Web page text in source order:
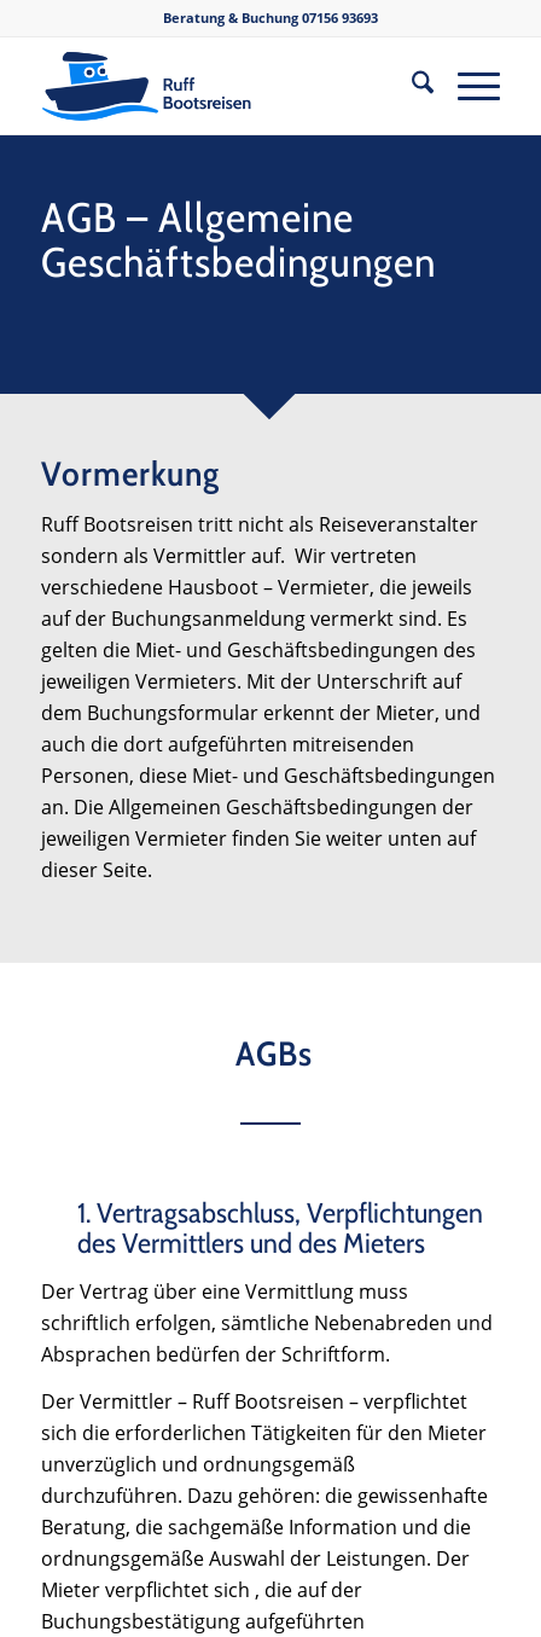
Beratung & Buchung 07156 93693
AGB – Allgemeine
Geschäftsbedingungen
Vormerkung
Ruff Bootsreisen tritt nicht als Reiseveranstalter
sondern als Vermittler auf. Wir vertreten
verschiedene Hausboot – Vermieter, die jeweils
auf der Buchungsanmeldung vermerkt sind. Es
gelten die Miet- und Geschäftsbedingungen des
jeweiligen Vermieters. Mit der Unterschrift auf
dem Buchungsformular erkennt der Mieter, und
auch die dort aufgeführten mitreisenden
Personen, diese Miet- und Geschäftsbedingungen
an. Die Allgemeinen Geschäftsbedingungen der
jeweiligen Vermieter finden Sie weiter unten auf
dieser Seite.
AGBs
1. Vertragsabschluss, Verpflichtungen
des Vermittlers und des Mieters
Der Vertrag über eine Vermittlung muss
schriftlich erfolgen, sämtliche Nebenabreden und
Absprachen bedürfen der Schriftform.
Der Vermittler – Ruff Bootsreisen – verpflichtet
sich die erforderlichen Tätigkeiten für den Mieter
unverzüglich und ordnungsgemäß
durchzuführen. Dazu gehören: die gewissenhafte
Beratung, die sachgemäße Information und die
ordnungsgemäße Auswahl der Leistungen. Der
Mieter verpflichtet sich , die auf der
Buchungsbestätigung aufgeführten